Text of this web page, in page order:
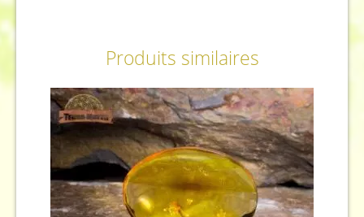
Produits similaires